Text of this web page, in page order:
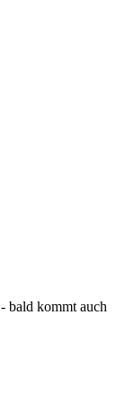
bald kommt auch